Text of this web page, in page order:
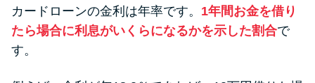
カードローンの金利は年率です。 1年間お金を借り
たら場合に利息がいくらになるかを示した割合で
す。